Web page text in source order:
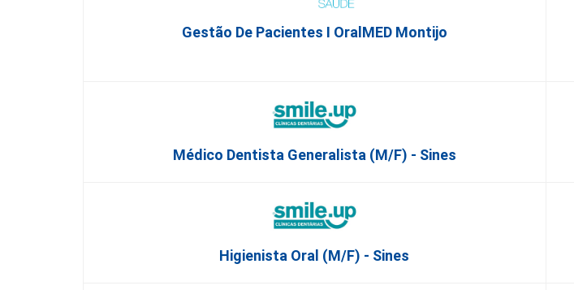
Gestão De Pacientes I OralMED Montijo
Médico Dentista Generalista (M/F) - Sines
Higienista Oral (M/F) - Sines